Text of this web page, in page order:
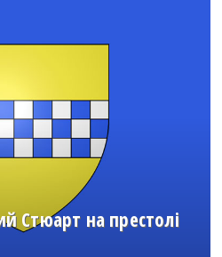
Стюарт на престолі